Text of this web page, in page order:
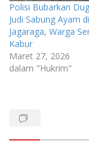
Polisi Bubarkan
Judi Sabung Ayam di
Jagaraga, Warga
Kabur
Maret 27, 2026
dalam "Hukrim"